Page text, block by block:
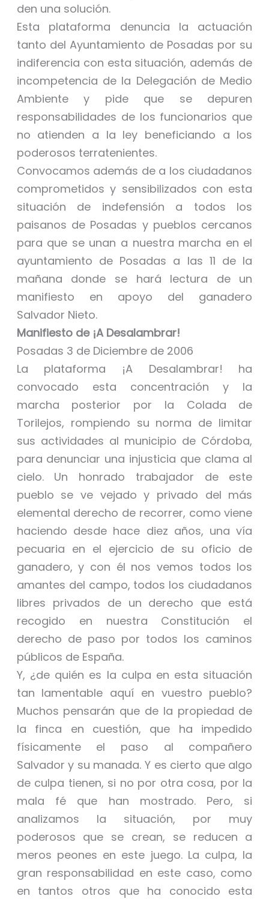
den una solución.
Esta plataforma denuncia la actuación
tanto del Ayuntamiento de Posadas por su
indiferencia con esta situación, además de
incompetencia de la Delegación de Medio
Ambiente y pide que se depuren
responsabilidades de los funcionarios que
no atienden a la ley beneficiando a los
poderosos terratenientes.
Convocamos además de a los ciudadanos
comprometidos y sensibilizados con esta
situación de indefensión a todos los
paisanos de Posadas y pueblos cercanos
para que se unan a nuestra marcha en el
ayuntamiento de Posadas a las 11 de la
mañana donde se hará lectura de un
manifiesto en apoyo del ganadero
Salvador Nieto.
Manifiesto de ¡A Desalambrar!
Posadas 3 de Diciembre de 2006
La plataforma ¡A Desalambrar! ha
convocado esta concentración y la
marcha posterior por la Colada de
Torilejos, rompiendo su norma de limitar
sus actividades al municipio de Córdoba,
para denunciar una injusticia que clama al
cielo. Un honrado trabajador de este
pueblo se ve vejado y privado del más
elemental derecho de recorrer, como viene
haciendo desde hace diez años, una vía
pecuaria en el ejercicio de su oficio de
ganadero, y con él nos vemos todos los
amantes del campo, todos los ciudadanos
libres privados de un derecho que está
recogido en nuestra Constitución el
derecho de paso por todos los caminos
públicos de España.
Y, ¿de quién es la culpa en esta situación
tan lamentable aquí en vuestro pueblo?
Muchos pensarán que de la propiedad de
la finca en cuestión, que ha impedido
físicamente el paso al compañero
Salvador y su manada. Y es cierto que algo
de culpa tienen, si no por otra cosa, por la
mala fé que han mostrado. Pero, si
analizamos la situación, por muy
poderosos que se crean, se reducen a
meros peones en este juego. La culpa, la
gran responsabilidad en este caso, como
en tantos otros que ha conocido esta